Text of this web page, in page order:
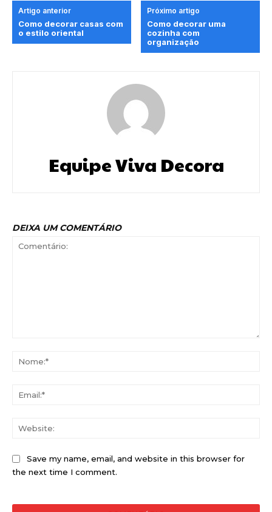
Artigo anterior
Como decorar casas com
o estilo oriental
Próximo artigo
Como decorar uma
cozinha com
organização
Equipe Viva Decora
DEIXA UM COMENTÁRIO
Save my name, email, and website in this browser for
the next time I comment.